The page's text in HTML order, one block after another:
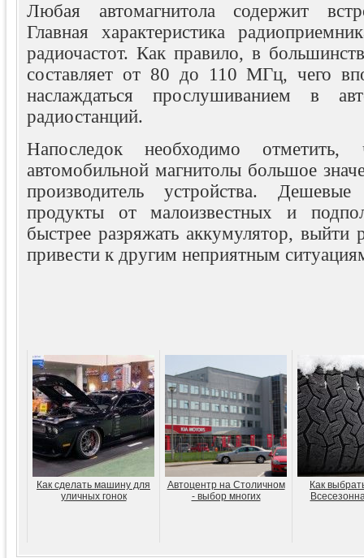
Любая автомагнитола содержит
Главная характеристика
радиочастот. Как правило, в
составляет от 80 до 110 МГц, чего
наслаждаться прослушиванием в
радиостанций.
Напоследок необходимо
автомобильной магнитолы большое
производитель устройства.
продукты от малоизвестных и
быстрее разряжать аккумулятор, выйти
привести к другим неприятным
Как сделать машину для
уличных гонок
Автоцентр на Столичном
- выбор многих
Как